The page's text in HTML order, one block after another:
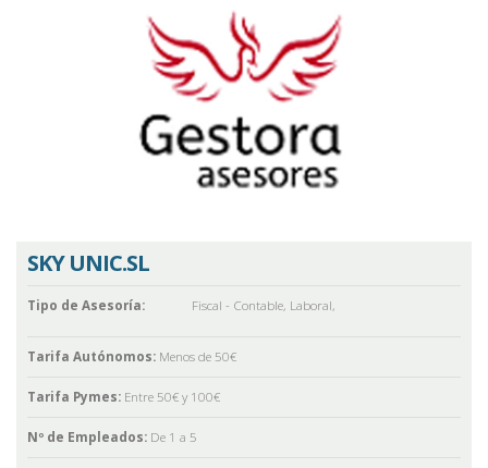
SKY UNIC.SL
Tipo de Asesoría: Fiscal - Contable, Laboral,
Tarifa Autónomos: Menos de 50€
Tarifa Pymes: Entre 50€ y 100€
Nº de Empleados: De 1 a 5